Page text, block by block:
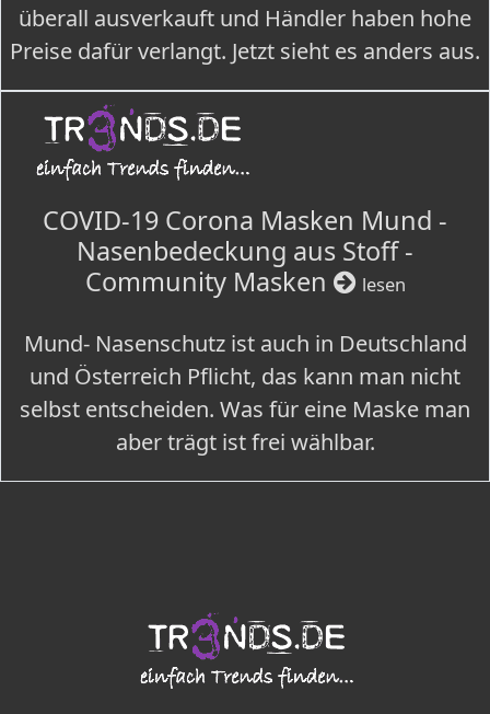
überall ausverkauft und Händler haben hohe
Preise dafür verlangt. Jetzt sieht es anders aus.
COVID-19 Corona Masken Mund -
Nasenbedeckung aus Stoff -
Community Masken
lesen
Mund- Nasenschutz ist auch in Deutschland
und Österreich Pflicht, das kann man nicht
selbst entscheiden. Was für eine Maske man
aber trägt ist frei wählbar.